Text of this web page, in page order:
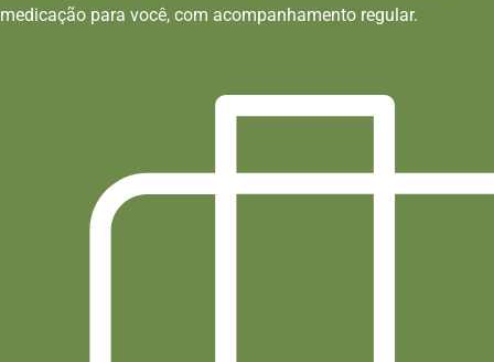
medicação para você, com acompanhamento regular.